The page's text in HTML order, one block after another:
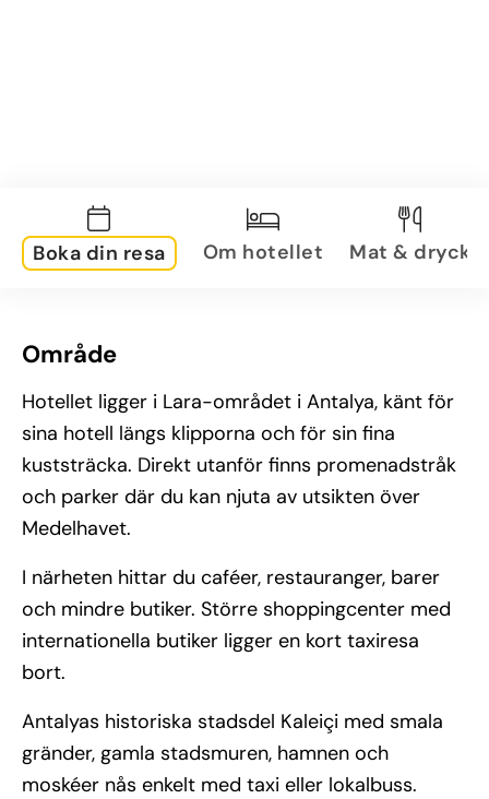
Boka din resa Om hotellet Mat & dryck
Område
Hotellet ligger i Lara-området i Antalya, känt för
sina hotell längs klipporna och för sin fina
kuststräcka. Direkt utanför finns promenadstråk
och parker där du kan njuta av utsikten över
Medelhavet.
I närheten hittar du caféer, restauranger, barer
och mindre butiker. Större shoppingcenter med
internationella butiker ligger en kort taxiresa
bort.
Antalyas historiska stadsdel Kaleiçi med smala
gränder, gamla stadsmuren, hamnen och
moskéer nås enkelt med taxi eller lokalbuss.